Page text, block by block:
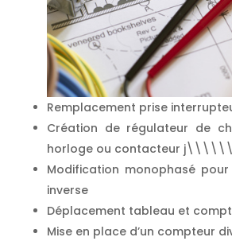
Remplacement prise
Création de régulateur de
horloge ou contacteur
Modification monophasé
inverse
Déplacement tableau et
Mise en place d’un compteur